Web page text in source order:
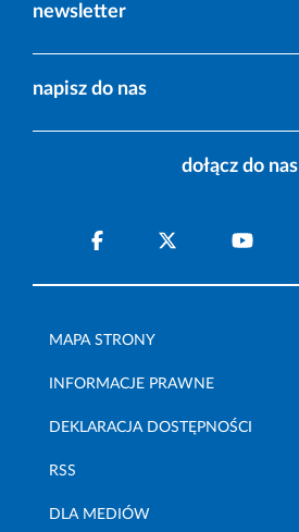
newsletter
napisz do nas
dołącz do nas
MAPA STRONY
INFORMACJE PRAWNE
DEKLARACJA DOSTĘPNOŚCI
RSS
DLA MEDIÓW